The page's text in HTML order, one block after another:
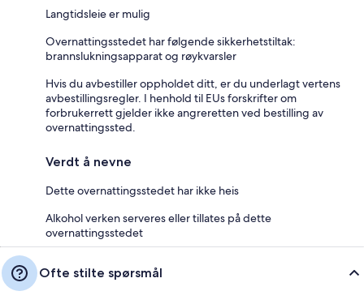
Langtidsleie er mulig
Overnattingsstedet har følgende sikkerhetstiltak:
brannslukningsapparat og røykvarsler
Hvis du avbestiller oppholdet ditt, er du underlagt vertens
avbestillingsregler. I henhold til EUs forskrifter om
forbrukerrett gjelder ikke angreretten ved bestilling av
overnattingssted.
Verdt å nevne
Dette overnattingsstedet har ikke heis
Alkohol verken serveres eller tillates på dette
overnattingsstedet
Ofte stilte spørsmål